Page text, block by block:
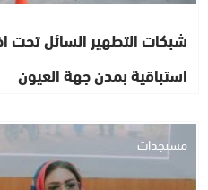
شبكات التطهير السائل تحت
استباقية بمدن جهة العيون
مستجدات